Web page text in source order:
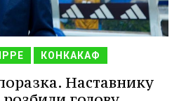
КОНКАКАФ
Наставнику